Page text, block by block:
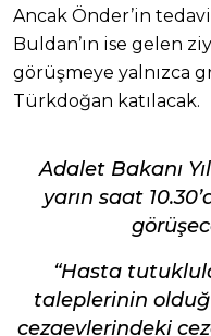
Ancak Önder’in
Buldan’ın ise gelen
görüşmeye yalnızca
Türkdoğan katılacak.
Adalet Bakanı
yarın saat
“Hasta
taleplerinin
cezaevlerindeki